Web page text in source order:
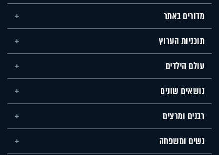
מדורים באתר
תוכניות הערוץ
עולם הילדים
נושאים שונים
רבנים ומרצים
נשים ומשפחה